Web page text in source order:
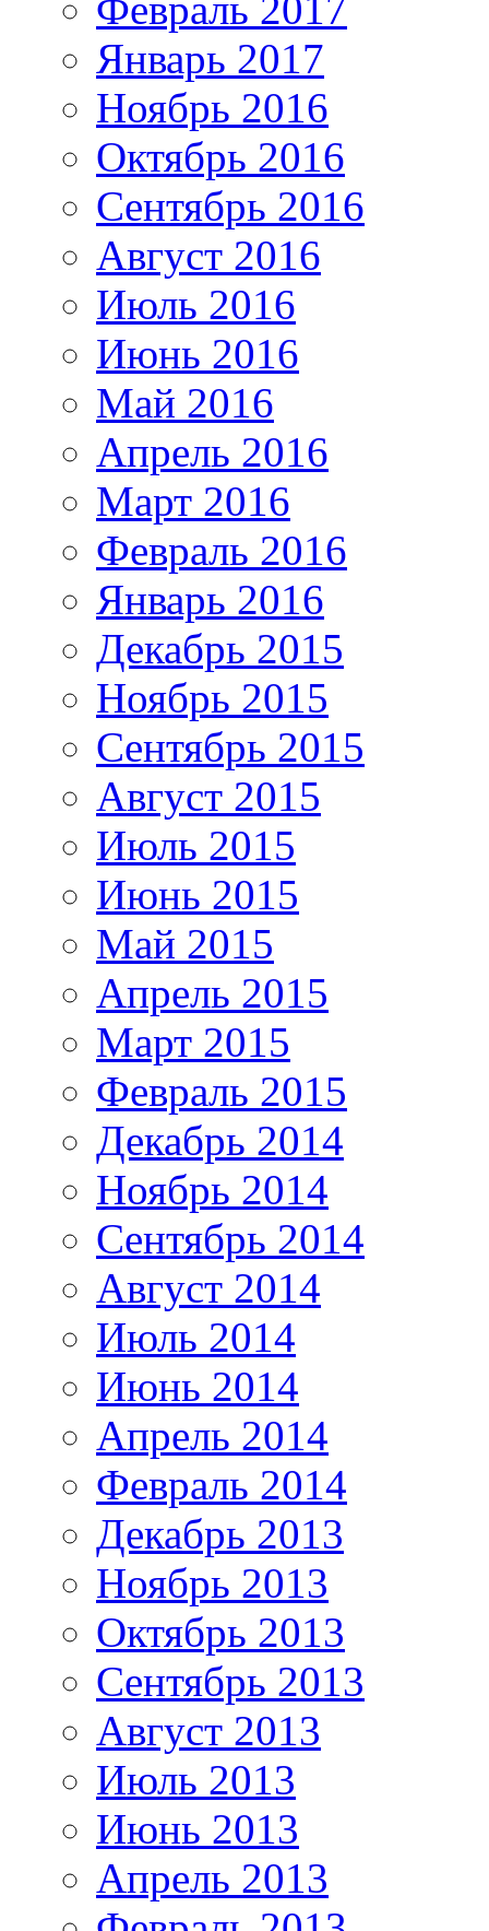
Январь 2017
Ноябрь 2016
Октябрь 2016
Сентябрь 2016
Август 2016
Июль 2016
Июнь 2016
Май 2016
Апрель 2016
Март 2016
Февраль 2016
Январь 2016
Декабрь 2015
Ноябрь 2015
Сентябрь 2015
Август 2015
Июль 2015
Июнь 2015
Май 2015
Апрель 2015
Март 2015
Февраль 2015
Декабрь 2014
Ноябрь 2014
Сентябрь 2014
Август 2014
Июль 2014
Июнь 2014
Апрель 2014
Февраль 2014
Декабрь 2013
Ноябрь 2013
Октябрь 2013
Сентябрь 2013
Август 2013
Июль 2013
Июнь 2013
Апрель 2013